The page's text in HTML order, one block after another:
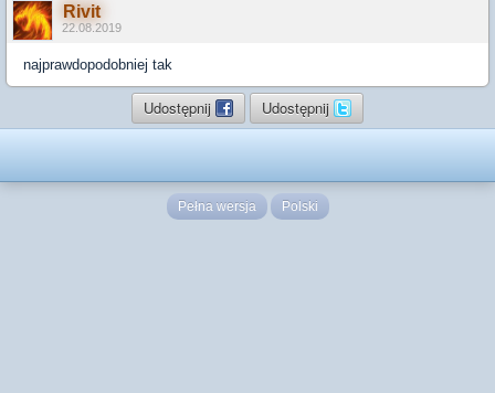
Rivit
22.08.2019
najprawdopodobniej tak
Udostępnij Udostępnij
Pełna wersja Polski